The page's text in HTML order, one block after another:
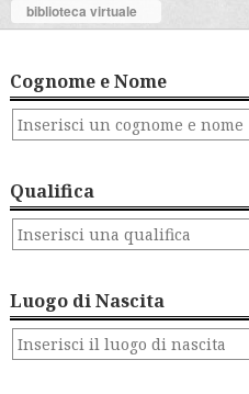
biblioteca virtuale
Cognome e Nome
Qualifica
Luogo di Nascita